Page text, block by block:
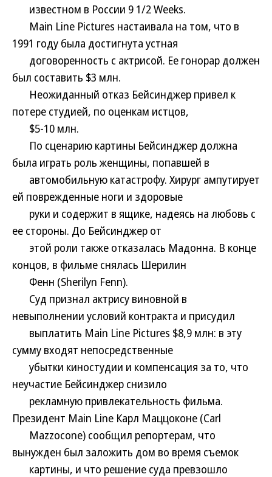
известном в России 9 1/2 Weeks.
Main Line Pictures настаивала на том, что в
1991 году была достигнута устная
договоренность с актрисой. Ее гонорар должен
был составить $3 млн.
Неожиданный отказ Бейсинджер привел к
потере студией, по оценкам истцов,
$5-10 млн.
По сценарию картины Бейсинджер должна
была играть роль женщины, попавшей в
автомобильную катастрофу. Хирург ампутирует
ей поврежденные ноги и здоровые
руки и содержит в ящике, надеясь на любовь с
ее стороны. До Бейсинджер от
этой роли также отказалась Мадонна. В конце
концов, в фильме снялась Шерилин
Фенн (Sherilyn Fenn).
Суд признал актрису виновной в
невыполнении условий контракта и присудил
выплатить Main Line Pictures $8,9 млн: в эту
сумму входят непосредственные
убытки киностудии и компенсация за то, что
неучастие Бейсинджер снизило
рекламную привлекательность фильма.
Президент Main Line Карл Маццоконе (Carl
Mazzocone) сообщил репортерам, что
вынужден был заложить дом во время съемок
картины, и что решение суда превзошло